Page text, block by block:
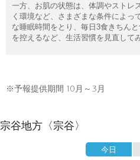
一方、お肌の状態は、体調やストレ
く環境など、さまざまな条件によっ
な睡眠時間をとり、毎日3食きちん
を控えるなど、生活習慣を見直して
※予報提供期間 10月～3月
宗谷地方〈宗谷〉
今日